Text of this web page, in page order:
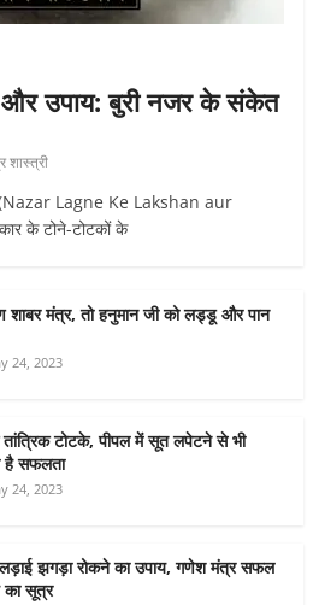
उपाय: बुरी नजर के संकेत
शास्त्री
Lagne Ke Lakshan aur
के टोने-टोटकों के
शाबर मंत्र, तो हनुमान जी को लड्डू और पान
24, 2023
टोटके, पीपल में सूत लपेटने से भी
है सफलता
24, 2023
झगड़ा रोकने का उपाय, गणेश मंत्र सफल
का सूत्र